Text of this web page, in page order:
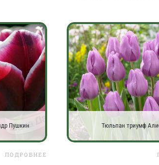
Пушкин
ПОДРОБНЕЕ
Тюльпан триумф